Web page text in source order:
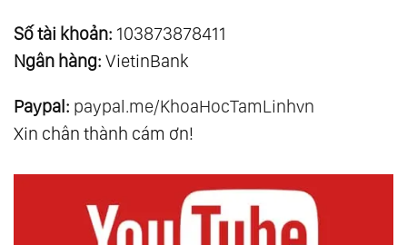
Số tài khoản: 103873878411
Ngân hàng: VietinBank
Paypal: paypal.me/KhoaHocTamLinhvn
Xin chân thành cám ơn!